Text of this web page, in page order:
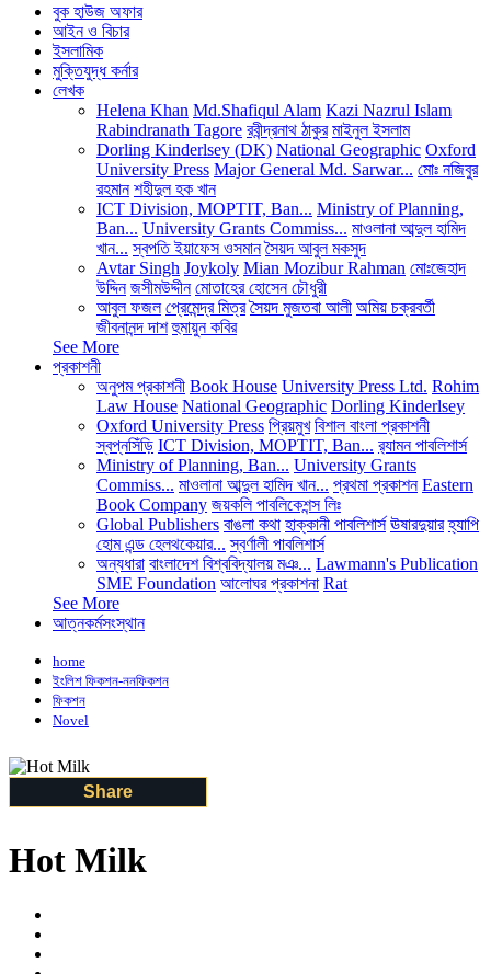
বুক হাউজ অফার
আইন ও বিচার
ইসলামিক
মুক্তিযুদ্ধ কর্নার
লেখক
Helena Khan Md.Shafiqul Alam Kazi Nazrul Islam
Rabindranath Tagore রবীন্দ্রনাথ ঠাকুর মাইনুল ইসলাম
Dorling Kinderlsey (DK) National Geographic Oxford
University Press Major General Md. Sarwar... মোঃ নজিবুর
রহমান শহীদুল হক খান
ICT Division, MOPTIT, Ban... Ministry of Planning,
Ban... University Grants Commiss... মাওলানা আব্দুল হামিদ
খান... স্বপতি ইয়াফেস ওসমান সৈয়দ আবুল মকসুদ
Avtar Singh Joykoly Mian Mozibur Rahman মোঃজেহাদ
উদ্দিন জসীমউদ্দীন মোতাহের হোসেন চৌধুরী
আবুল ফজল প্রেমেন্দ্র মিত্র সৈয়দ মুজতবা আলী অমিয় চক্রবর্তী
জীবনানন্দ দাশ হুমায়ুন কবির
See More
প্রকাশনী
অনুপম প্রকাশনী Book House University Press Ltd. Rohim
Law House National Geographic Dorling Kinderlsey
Oxford University Press প্রিয়মুখ বিশাল বাংলা প্রকাশনী
স্বপ্নসিঁড়ি ICT Division, MOPTIT, Ban... র‍্যামন পাবলিশার্স
Ministry of Planning, Ban... University Grants
Commiss... মাওলানা আব্দুল হামিদ খান... প্রথমা প্রকাশন Eastern
Book Company জয়কলি পাবলিকেশন্স লিঃ
Global Publishers বাঙলা কথা হাক্কানী পাবলিশার্স ঊষারদুয়ার হ্যাপি
হোম এন্ড হেলথকেয়ার... স্বর্ণালী পাবলিশার্স
অন্যধারা বাংলাদেশ বিশ্ববিদ্যালয় মঞ... Lawmann's Publication
SME Foundation আলোঘর প্রকাশনা Rat
See More
আত্নকর্মসংস্থান
home
ইংলিশ ফিকশন-ননফিকশন
ফিকশন
Novel
Share
Hot Milk